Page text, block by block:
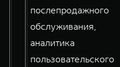
послепродажного
обслуживания,
аналитика
пользовательского